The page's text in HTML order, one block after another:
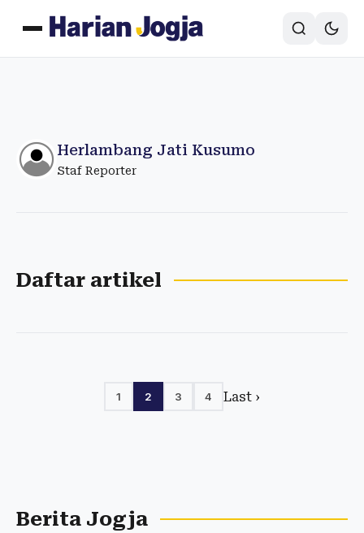
Herlambang Jati Kusumo
Staf Reporter
Daftar artikel
1 2 3 4 Last ›
Berita Jogja